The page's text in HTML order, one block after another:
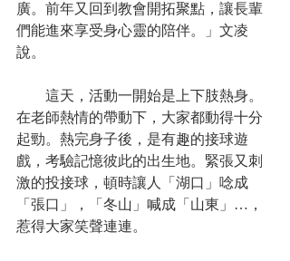
廣。前年又回到教會開拓聚點，讓長輩
們能進來享受身心靈的陪伴。」文凌
說。
這天，活動一開始是上下肢熱身。
在老師熱情的帶動下，大家都動得十分
起勁。熱完身子後，是有趣的接球遊
戲，考驗記憶彼此的出生地。緊張又刺
激的投接球，頓時讓人「湖口」唸成
「張口」，「冬山」喊成「山東」…，
惹得大家笑聲連連。